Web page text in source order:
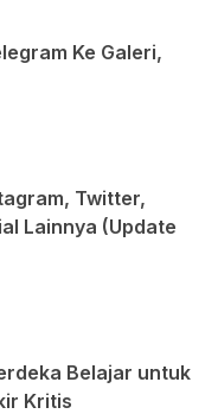
Ke Galeri,
Twitter,
Lainnya (Update
Belajar untuk
Kritis